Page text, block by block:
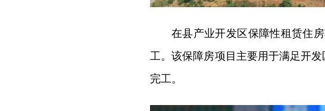
在县产业开发区保障性租赁住
工。该保障房项目主要用于满足开
完工。